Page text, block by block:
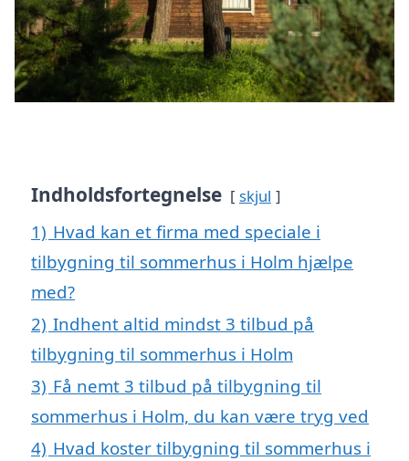
Indholdsfortegnelse skjul
1) Hvad kan et firma med speciale i
tilbygning til sommerhus i Holm hjælpe
med?
2) Indhent altid mindst 3 tilbud på
tilbygning til sommerhus i Holm
3) Få nemt 3 tilbud på tilbygning til
sommerhus i Holm, du kan være tryg ved
4) Hvad koster tilbygning til sommerhus i